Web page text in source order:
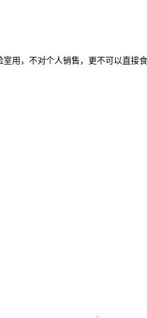
用，不对个人销售，更不可以直接